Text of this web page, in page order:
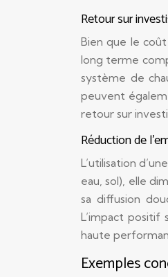
Retour sur
Bien que le
long terme
système de
peuvent
retour sur
Réduction de
L’utilisation
eau, sol), elle
sa diffusion
L’impact positif
haute
Exemples